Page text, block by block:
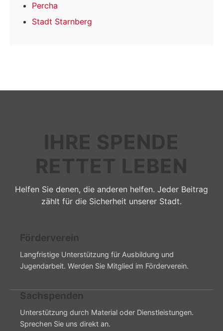
Percha
Stadt Starnberg
IHRE SPENDE
RETTET LEBEN
Helfen Sie denen, die anderen helfen. Jeder Beitrag
zählt für die Sicherheit unserer Stadt.
Förderverein
Langfristige Unterstützung für Ausbildung und
Jugendarbeit. Werden Sie Mitglied im Förderverein.
Sachspenden
Unterstützung durch Material oder Dienstleistungen.
Sprechen Sie uns direkt an.